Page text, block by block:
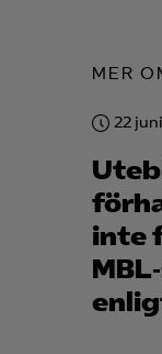
MER
22 juni
inte